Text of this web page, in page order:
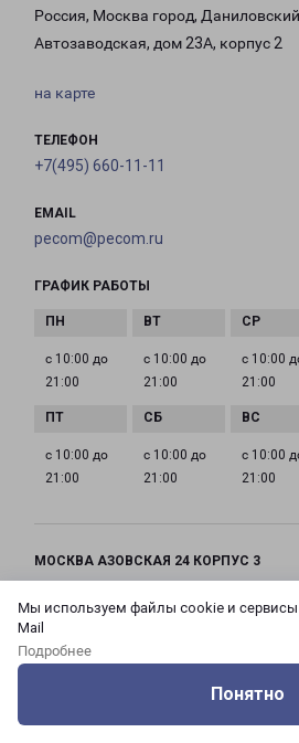
Мы используем файлы cookie и сервисы
Mail
Подробнее
Понятно
Россия, Москва город,
Автозаводская, дом 23А, корпус 2
на карте
ТЕЛЕФОН
+7(495) 660-11-11
EMAIL
pecom@pecom.ru
ГРАФИК РАБОТЫ
с 10:00 до
21:00
с 10:00 до
21:00
с 10:00
21:00
с 10:00 до
21:00
с 10:00 до
21:00
с 10:00
21:00
МОСКВА АЗОВСКАЯ 24 КОРПУС 3
Азовская, дом 24, корпус 3
на карте